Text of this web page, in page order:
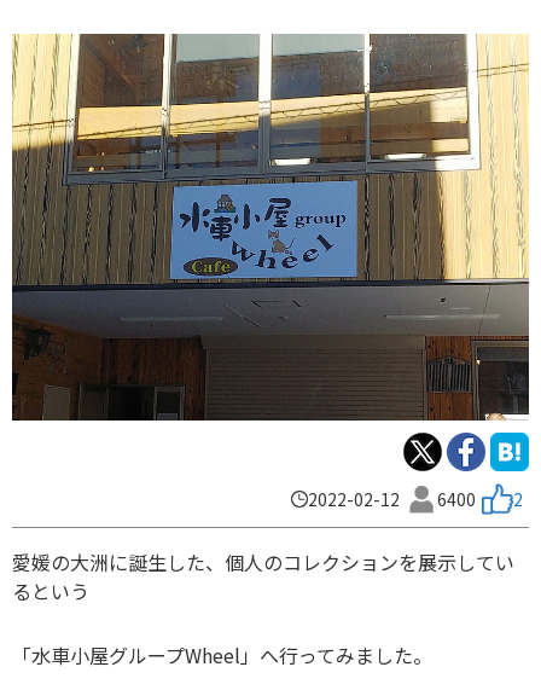
2022-02-12 6400 2
愛媛の大洲に誕生した、個人のコレクションを展示してい
るという
「水車小屋グループWheel」へ行ってみました。